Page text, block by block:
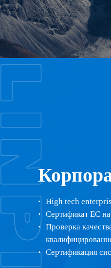
High tech
Сертификат ЕС на
Проверка
Сертификация